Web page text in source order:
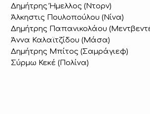
Δημήτρης Ήμελλος (Ντορν)
Άλκηστις Πουλοπούλου (Νίνα)
Δημήτρης Παπανικολάου
Άννα Καλαϊτζίδου (Μάσα)
Δημήτρης Μπίτος (Σαμράγιεφ)
Σύρμω Κεκέ (Πολίνα)